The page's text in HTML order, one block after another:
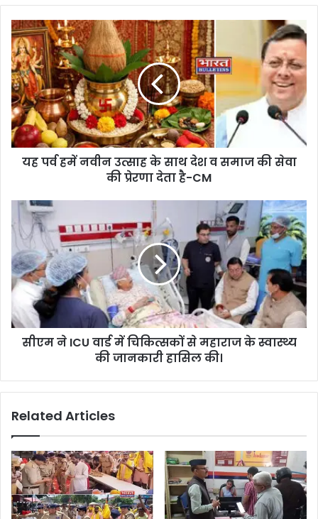
यह पर्व हमें नवीन उत्साह के साथ देश व समाज की सेवा
की प्रेरणा देता है-CM
सीएम ने ICU वार्ड में चिकित्सकों से महाराज के स्वास्थ्य
की जानकारी हासिल की।
Related Articles